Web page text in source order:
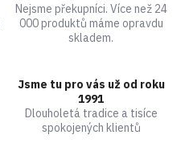
Nejsme překupníci. Více než 24
000 produktů máme opravdu
skladem.
Jsme tu pro vás už od roku
1991
Dlouholetá tradice a tisíce
spokojených klientů